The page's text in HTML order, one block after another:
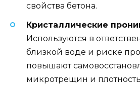
свойства бетона.
Кристаллические
Используются в
близкой воде и риске
повышают
микротрещин и плотность